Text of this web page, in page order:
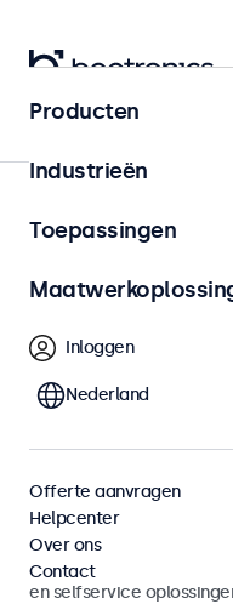
Home
Monitoren en
selfservice
Monitoren en
en selfservice
Producten
Industrieën
Toepassingen
Inloggen
Nederland
Offerte aanvragen
Helpcenter
Over ons
Contact